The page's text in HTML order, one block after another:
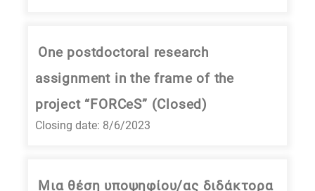
One postdoctoral research
assignment in the frame of the
project “FORCeS” (Closed)
Closing date: 8/6/2023
Μια θέση υποψηφίου/ας διδάκτορα